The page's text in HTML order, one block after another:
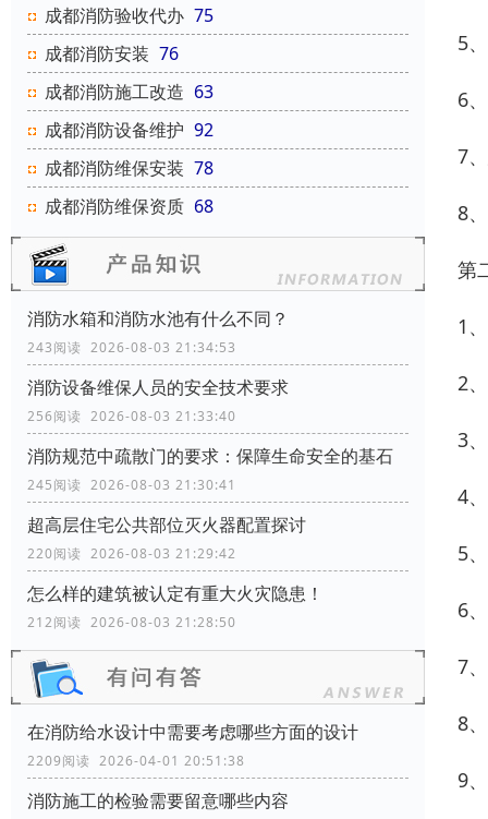
成都消防验收代办 75
成都消防安装 76
成都消防施工改造 63
成都消防设备维护 92
成都消防维保安装 78
成都消防维保资质 68
消防水箱和消防水池有什么不同？
243阅读 2026-08-03 21:34:53
消防设备维保人员的安全技术要求
256阅读 2026-08-03 21:33:40
消防规范中疏散门的要求：保障生命安全的基石
245阅读 2026-08-03 21:30:41
超高层住宅公共部位灭火器配置探讨
220阅读 2026-08-03 21:29:42
怎么样的建筑被认定有重大火灾隐患！
212阅读 2026-08-03 21:28:50
在消防给水设计中需要考虑哪些方面的设计
2209阅读 2026-04-01 20:51:38
消防施工的检验需要留意哪些内容
5
6
7
8
第
1
2
3
4
5
6
7
8
9